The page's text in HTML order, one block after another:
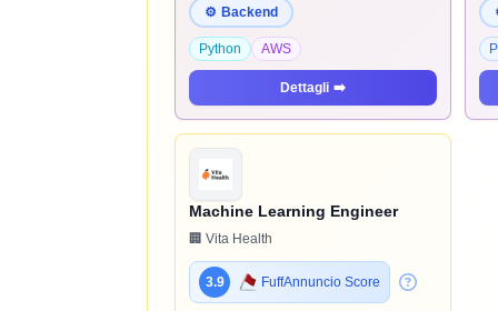
⚙️ Backend
Python AWS
Dettagli ➡️
Machine Learning Engineer
🏢 Vita Health
3.9 FuffAnnuncio Score